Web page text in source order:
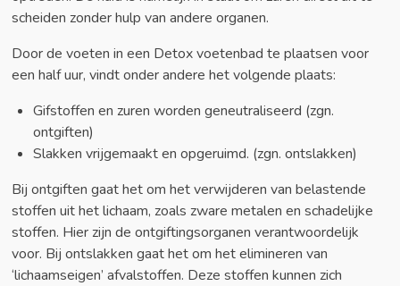
scheiden zonder hulp van andere organen.
Door de voeten in een Detox voetenbad te plaatsen voor
een half uur, vindt onder andere het volgende plaats:
Gifstoffen en zuren worden geneutraliseerd (zgn.
ontgiften)
Slakken vrijgemaakt en opgeruimd. (zgn. ontslakken)
Bij ontgiften gaat het om het verwijderen van belastende
stoffen uit het lichaam, zoals zware metalen en schadelijke
stoffen. Hier zijn de ontgiftingsorganen verantwoordelijk
voor. Bij ontslakken gaat het om het elimineren van
‘lichaamseigen’ afvalstoffen. Deze stoffen kunnen zich